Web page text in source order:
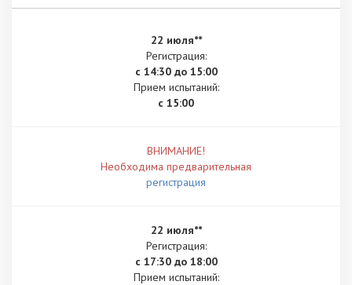
22 июля**
Регистрация:
с 14:30 до 15:00
Прием испытаний:
с 15:00
ВНИМАНИЕ!
Необходима предварительная
регистрация
22 июля**
Регистрация:
с 17:30 до 18:00
Прием испытаний: